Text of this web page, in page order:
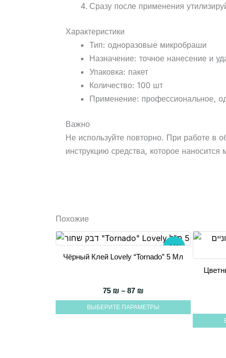
Сразу после применения
Характеристики
Тип: одноразовые микробраши
Назначение: точное нанесение и
Упаковка: пакет
Количество: 100 шт
Применение: профессиональное,
Важно
Не используйте повторно. При работе в
инструкцию средства, которое
Похожие
-14%
Чёрный Клей Lovely “Tornado” 5 Мл
75 ₪ – 87 ₪
ВЫБЕРИТЕ ПАРАМЕТРЫ
Этот
несколько
вариаций.
Этот